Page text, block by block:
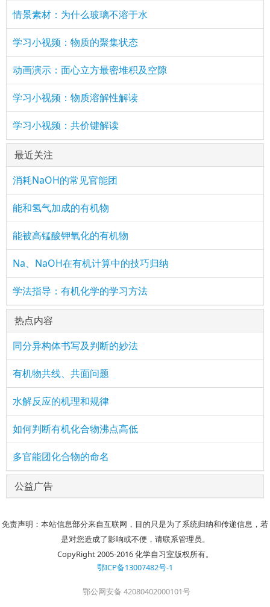
情景素材：为什么玻璃不溶于水
学习小视频：物质的聚集状态
动画演示：面心立方最密堆积及空隙
学习小视频：物质溶解性解读
学习小视频：共价键解读
最近关注
消耗NaOH的常见官能团
能和氢气加成的有机物
能被高锰酸钾氧化的有机物
Na、NaOH在有机计算中的技巧归纳
学法指导：有机化学的学习方法
热点内容
同分异构体书写及判断的妙法
有机物共线、共面问题
水解反应的机理和规律
如何判断有机化合物沸点高低
多官能团化合物的命名
公益广告
免责声明：本站信息部分来自互联网，目的只是为了系统归纳和传递信息，若
是对您造成了影响或不便，请联系管理员。
CopyRight 2005-2016 化学自习室版权所有。
鄂ICP备13007482号-1
鄂公网安备 42080402000101号